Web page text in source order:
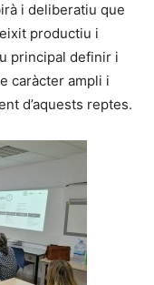
i deliberatiu que
productiu i
principal definir i
caràcter ampli i
d’aquests reptes.